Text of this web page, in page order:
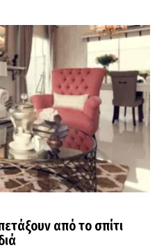
από το σπίτι